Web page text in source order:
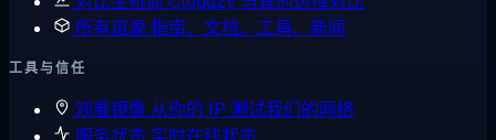
所有资源指南、文档、工具、新闻
工具与信任
观看镜像 从你的 IP 测试我们的网络